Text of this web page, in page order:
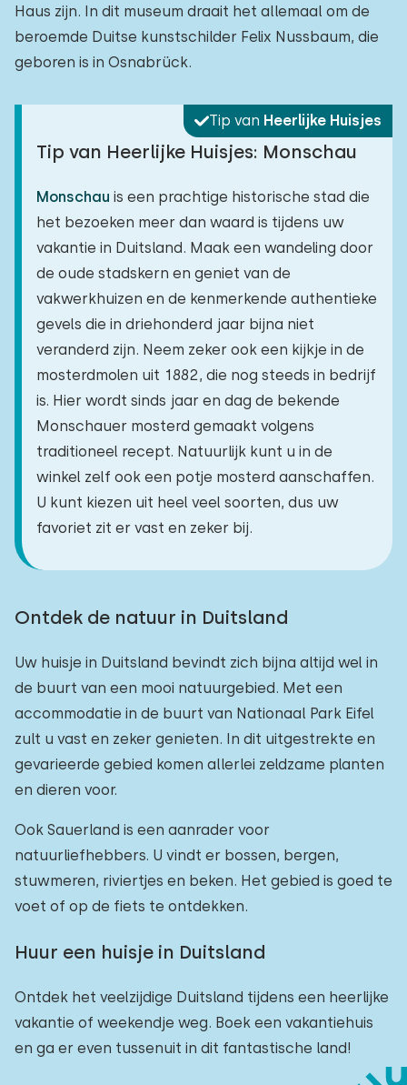
Haus zijn. In dit museum draait het allemaal om de
beroemde Duitse kunstschilder Felix Nussbaum, die
geboren is in Osnabrück.
Tip van Heerlijke Huisjes
Tip van Heerlijke Huisjes: Monschau
Monschau is een prachtige historische stad die
het bezoeken meer dan waard is tijdens uw
vakantie in Duitsland. Maak een wandeling door
de oude stadskern en geniet van de
vakwerkhuizen en de kenmerkende authentieke
gevels die in driehonderd jaar bijna niet
veranderd zijn. Neem zeker ook een kijkje in de
mosterdmolen uit 1882, die nog steeds in bedrijf
is. Hier wordt sinds jaar en dag de bekende
Monschauer mosterd gemaakt volgens
traditioneel recept. Natuurlijk kunt u in de
winkel zelf ook een potje mosterd aanschaffen.
U kunt kiezen uit heel veel soorten, dus uw
favoriet zit er vast en zeker bij.
Ontdek de natuur in Duitsland
Uw huisje in Duitsland bevindt zich bijna altijd wel in
de buurt van een mooi natuurgebied. Met een
accommodatie in de buurt van Nationaal Park Eifel
zult u vast en zeker genieten. In dit uitgestrekte en
gevarieerde gebied komen allerlei zeldzame planten
en dieren voor.
Ook Sauerland is een aanrader voor
natuurliefhebbers. U vindt er bossen, bergen,
stuwmeren, riviertjes en beken. Het gebied is goed te
voet of op de fiets te ontdekken.
Huur een huisje in Duitsland
Ontdek het veelzijdige Duitsland tijdens een heerlijke
vakantie of weekendje weg. Boek een vakantiehuis
en ga er even tussenuit in dit fantastische land!